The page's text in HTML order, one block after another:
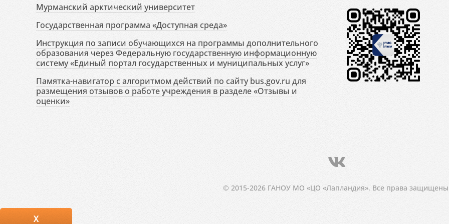
Мурманский арктический университет
Государственная программа «Доступная среда»
Инструкция по записи обучающихся на программы дополнительного
образования через Федеральную государственную информационную
систему «Единый портал государственных и муниципальных услуг»
Памятка-навигатор с алгоритмом действий по сайту bus.gov.ru для
размещения отзывов о работе учреждения в разделе «Отзывы и
оценки»
© 2015-2026 ГАНОУ МО «ЦО «Лапландия». Все права
X